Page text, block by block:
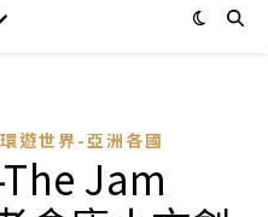
環遊世界-亞洲各國
Jam